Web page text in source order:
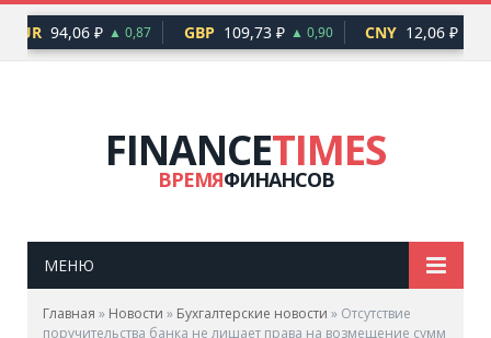
EUR 94,06 ₽ ▲ 0,87 GBP 109,73 ₽ ▲ 0,90 CNY 12,06 ₽
FINANCETIMES
ВРЕМЯФИНАНСОВ
МЕНЮ
Главная » Новости » Бухгалтерские новости » Отсутствие
поручительства банка не лишает права на возмещение сумм